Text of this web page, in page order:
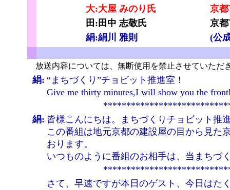
大:大屋 みのり氏
京
田:田中 志敬氏
京
絹:絹川 雅則
(公
放送内容については、無断使用を禁止させていただ
絹: “まちづくり”チョビット推進室！
Give me thirty minutes,I will show you the
絹: 皆様こんにちは。まちづくりチョビット推
この番組は地元京都の建設屋の目から見た
おります。
いつものように番組のお相手は、当まちづ
さて、早速ですが本日のゲスト、今日はた